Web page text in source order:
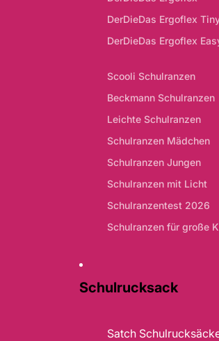
DerDieDas Ergoflex
DerDieDas Ergoflex
Scooli Schulranzen
Beckmann Schulranzen
Leichte Schulranzen
Schulranzen Mädchen
Schulranzen Jungen
Schulranzen mit Licht
Schulranzentest 2026
Schulranzen für große
Schulrucksack
Satch